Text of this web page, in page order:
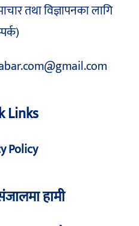
तथा विज्ञापनका लागि
Links
Policy
हामी